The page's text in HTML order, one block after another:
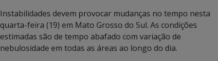
Instabilidades devem provocar mudanças no tempo nesta
quarta-feira (19) em Mato Grosso do Sul. As condições
estimadas são de tempo abafado com variação de
nebulosidade em todas as áreas ao longo do dia.